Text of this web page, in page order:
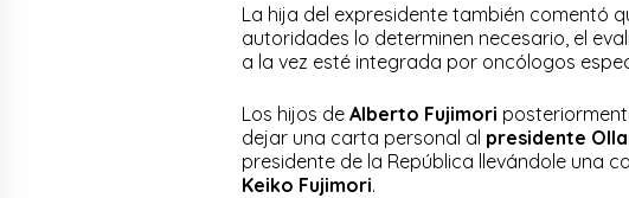
La hija del expresidente también comentó
autoridades lo determinen necesario, el
a la vez esté integrada por oncólogos
Los hijos de Alberto Fujimori
dejar una carta personal al presidente
presidente de la República llevándole una
Keiko Fujimori.